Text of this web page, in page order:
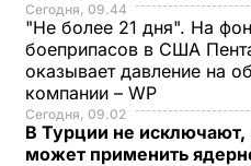
Сегодня, 09.44
"Не более 21 дня". На
боеприпасов в США
оказывает давление на
компании – WP
Сегодня, 09.02
В Турции не исключают,
может применить